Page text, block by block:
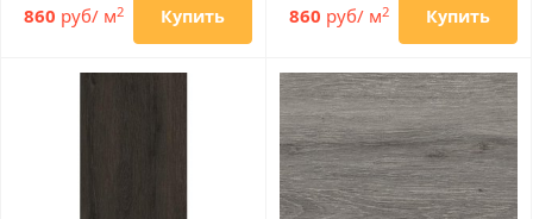
860 руб/ м2 Купить 860 руб/ м2 Купить